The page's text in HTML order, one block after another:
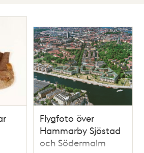
Flygfoto över
Hammarby Sjöstad
och Södermalm